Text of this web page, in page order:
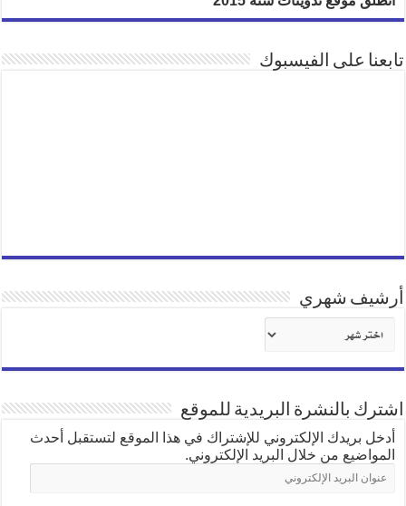
تابعنا على الفيسبوك
أرشيف شهري
شهري
اشترك بالنشرة البريدية للموقع
أدخل بريدك الإلكتروني للإشتراك في هذا الموقع لتستقبل أحدث
المواضيع من خلال البريد الإلكتروني.
عنوان
البريد